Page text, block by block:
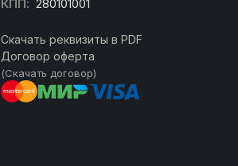
КПП: 280101001
Скачать реквизиты в PDF
Договор оферта
(Скачать договор)